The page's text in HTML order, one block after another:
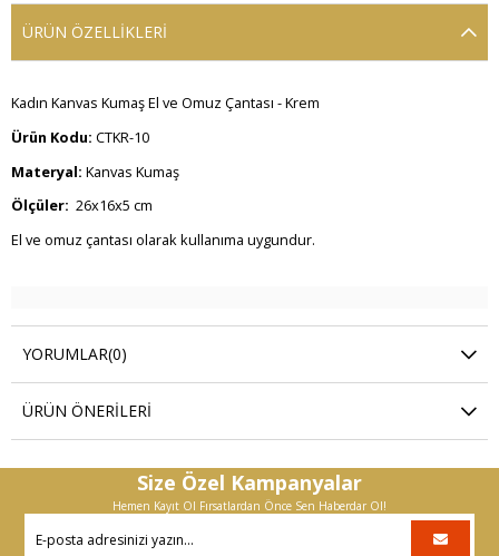
ÜRÜN ÖZELLIKLERI
Kadın Kanvas Kumaş El ve Omuz Çantası - Krem
Ürün Kodu: CTKR-10
Materyal: Kanvas Kumaş
Ölçüler: 26x16x5 cm
El ve omuz çantası olarak kullanıma uygundur.
YORUMLAR(0)
ÜRÜN ÖNERILERI
Size Özel Kampanyalar
Hemen Kayıt Ol Fırsatlardan Önce Sen Haberdar Ol!